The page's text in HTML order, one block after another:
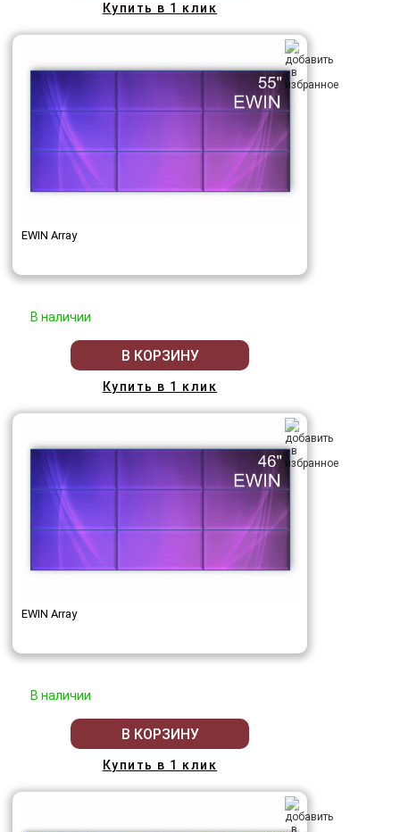
Купить в 1 клик
EWIN Array
В наличии
В КОРЗИНУ
Купить в 1 клик
EWIN Array
В наличии
В КОРЗИНУ
Купить в 1 клик